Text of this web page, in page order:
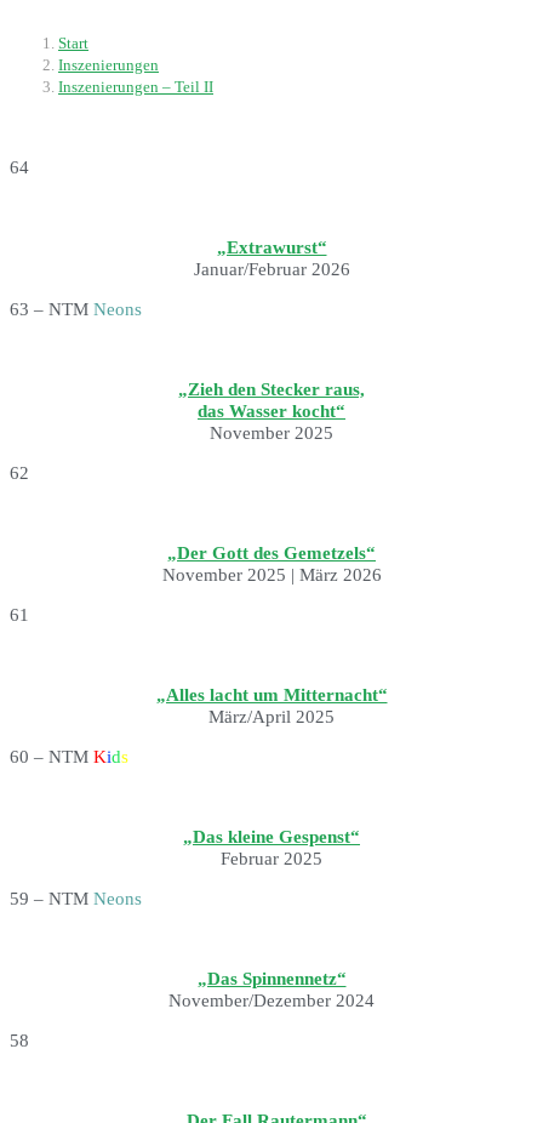
Start
Inszenierungen
Inszenierungen – Teil II
64
„Extrawurst“
Januar/Februar 2026
63 – NTM Neons
„Zieh den Stecker raus,
das Wasser kocht“
November 2025
62
„Der Gott des Gemetzels“
November 2025 | März 2026
61
„Alles lacht um Mitternacht“
März/April 2025
60 – NTM Kids
„Das kleine Gespenst“
Februar 2025
59 – NTM Neons
„Das Spinnennetz“
November/Dezember 2024
58